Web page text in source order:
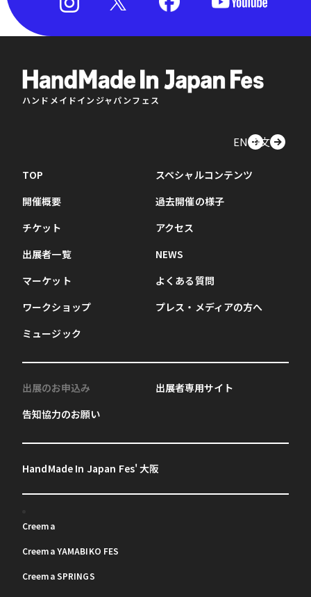
ハンドメイドインジャパンフェス
EN中文
TOP
開催概要
チケット
出展者一覧
マーケット
ワークショップ
ミュージック
スペシャルコンテンツ
過去開催の様子
アクセス
NEWS
よくある質問
プレス・メディアの方へ
出展のお申込み
告知協力のお願い
出展者専用サイト
HandMade In Japan Fes' 大阪
Creema
Creema YAMABIKO FES
Creema SPRINGS